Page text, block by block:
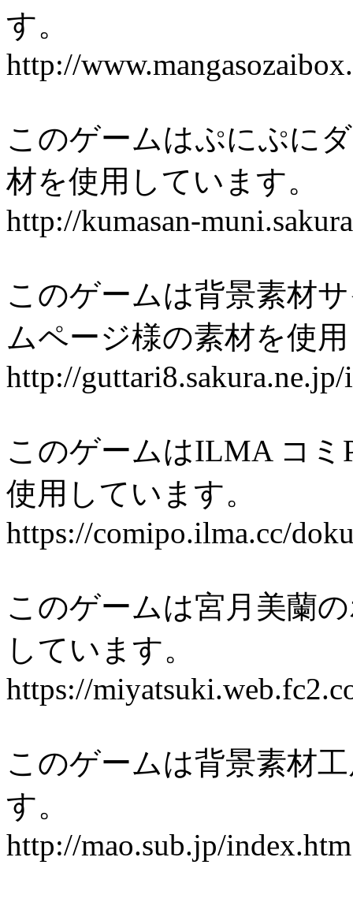
す。
http://
このゲームはぷにぷに
材を使用しています。
http://kumasan-
このゲームは背景素材
ムページ様の素材を使
http://
このゲームはILMA コミ
使用しています。
https://comipo.ilma.cc/
このゲームは宮月美蘭
しています。
https://
このゲームは背景素材
す。
http://mao.sub.jp/index.htm